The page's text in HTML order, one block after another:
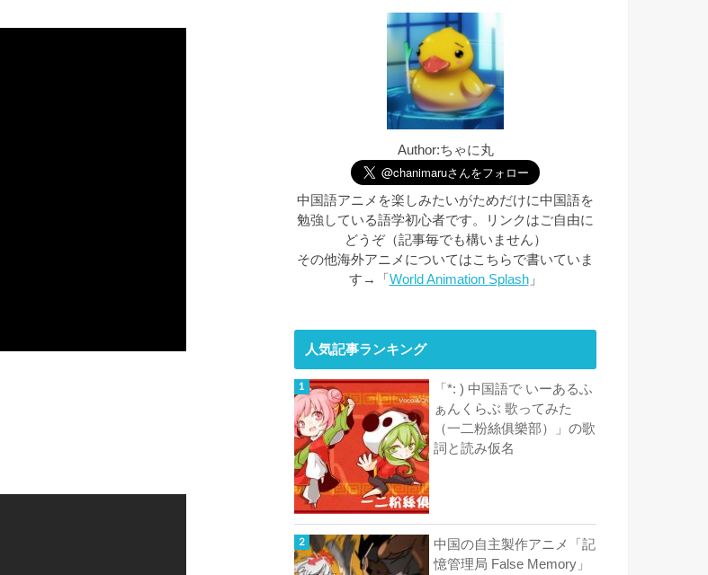
Author:ちゃに丸
中国語アニメを楽しみたいがためだけに中国語を
勉強している語学初心者です。リンクはご自由に
どうぞ（記事毎でも構いません）
その他海外アニメについてはこちらで書いていま
す→「 World Animation Splash」
人気記事ランキング
「*: ) 中国語で いーあるふ
ぁんくらぶ 歌ってみた
（一二粉絲俱樂部）」の歌
詞と読み仮名
中国の自主製作アニメ「記
憶管理局 False Memory」